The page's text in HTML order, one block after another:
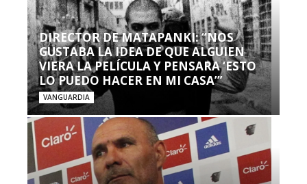
DIRECTOR DE MATAPANKI: “NOS
GUSTABA LA IDEA DE QUE ALGUIEN
VIERA LA PELÍCULA Y PENSARA ‘ESTO
LO PUEDO HACER EN MI CASA’”
VANGUARDIA